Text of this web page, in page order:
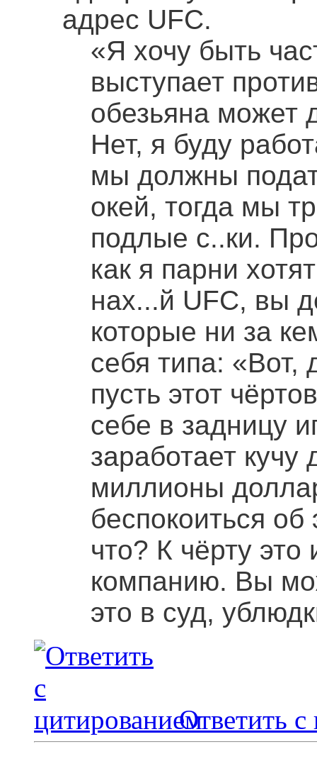
адрес UFC.
«Я хочу быть
выступает
обезьяна может
Нет, я буду
мы должны
окей, тогда мы
подлые с..ки.
как я парни
нах...й UFC, вы
которые ни за
себя типа: «Вот,
пусть этот
себе в задницу
заработает
миллионы
беспокоиться
что? К чёрту это
компанию. Вы
это в суд,
Ответить с